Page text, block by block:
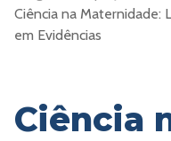
Ciência na Maternidade:
em Evidências
Ciência